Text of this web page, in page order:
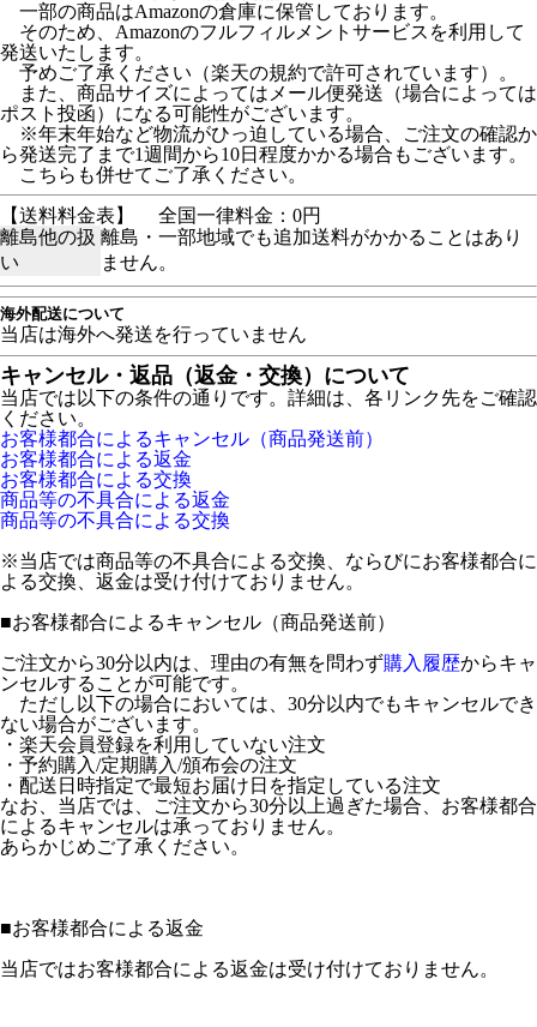
一部の商品はAmazonの倉庫に保管しております。
そのため、Amazonのフルフィルメントサービスを利用して
発送いたします。
予めご了承ください（楽天の規約で許可されています）。
また、商品サイズによってはメール便発送（場合によっては
ポスト投函）になる可能性がございます。
※年末年始など物流がひっ迫している場合、ご注文の確認か
ら発送完了まで1週間から10日程度かかる場合もございます。
こちらも併せてご了承ください。
【送料料金表】
全国一律料金：0円
離島他の扱
い
離島・一部地域でも追加送料がかかることはあり
ません。
海外配送について
当店は海外へ発送を行っていません
キャンセル・返品（返金・交換）について
当店では以下の条件の通りです。詳細は、各リンク先をご確認
ください。
お客様都合によるキャンセル（商品発送前）
お客様都合による返金
お客様都合による交換
商品等の不具合による返金
商品等の不具合による交換
※当店では商品等の不具合による交換、ならびにお客様都合に
よる交換、返金は受け付けておりません。
■お客様都合によるキャンセル（商品発送前）
ご注文から30分以内は、理由の有無を問わず購入履歴からキャ
ンセルすることが可能です。
ただし以下の場合においては、30分以内でもキャンセルでき
ない場合がございます。
・楽天会員登録を利用していない注文
・予約購入/定期購入/頒布会の注文
・配送日時指定で最短お届け日を指定している注文
なお、当店では、ご注文から30分以上過ぎた場合、お客様都合
によるキャンセルは承っておりません。
あらかじめご了承ください。
■お客様都合による返金
当店ではお客様都合による返金は受け付けておりません。